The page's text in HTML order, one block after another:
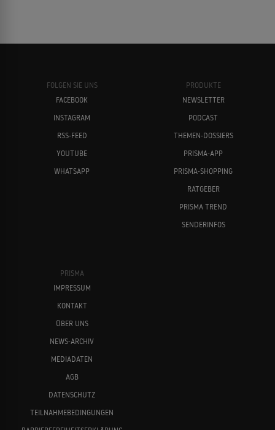
FOLGEN SIE UNS
FACEBOOK
INSTAGRAM
RSS-FEED
YOUTUBE
WHATSAPP
PRODUKTE
NEWSLETTER
PODCAST
THEMEN-DOSSIERS
PRISMA-APP
PRISMA-SHOPPING
RATGEBER
PRISMA TREND
SENDERINFOS
PRISMA
IMPRESSUM
KONTAKT
ÜBER UNS
NEWS-ARCHIV
MEDIADATEN
AGB
DATENSCHUTZ
TEILNAHMEBEDINGUNGEN